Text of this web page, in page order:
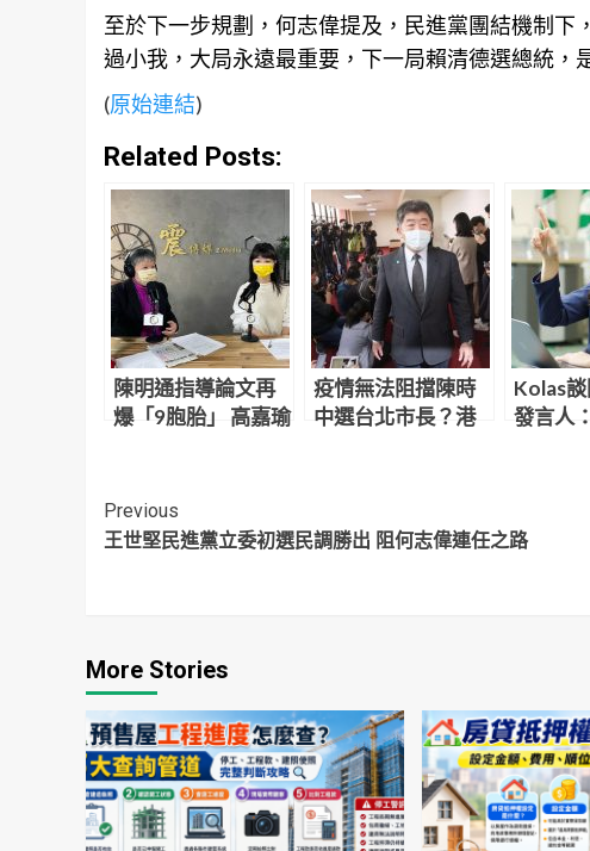
至於下一步規劃 ，何志偉提及，民進黨團結機制
過小我，大局永遠最重要，下一局賴清德選總統，
(原始連結)
Related Posts:
陳明通指導論文再
爆「9胞胎」 高嘉瑜
疫情無法阻擋陳時
中選台北市長？港
Kolas
發言人
Continue
Reading
Previous
王世堅民進黨立委初選民調勝出 阻何志偉連任之路
More Stories